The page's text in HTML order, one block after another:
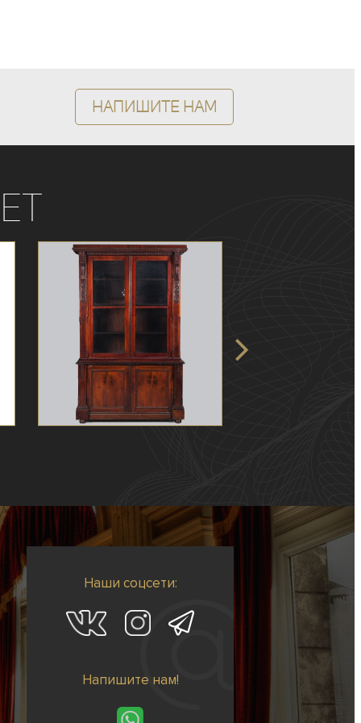
Напишите нам
Наши соцсети:
Напишите нам!